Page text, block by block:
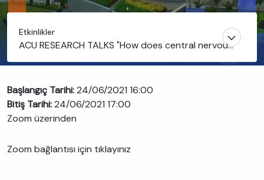
Etkinlikler
ACU RESEARCH TALKS "How does central nervous
challenges?"
Başlangıç Tarihi:24/06/2021 16:00
Bitiş Tarihi:24/06/2021 17:00
Zoom üzerinden
Zoom bağlantısı için tıklayınız